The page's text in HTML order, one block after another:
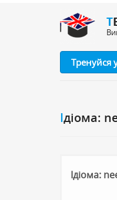
Тренуйся
Ідіома:
Ідіома: